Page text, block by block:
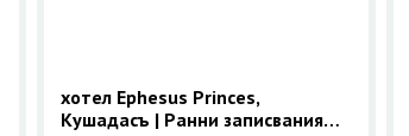
хотел Ephesus Princes,
Кушадасъ | Ранни записвания